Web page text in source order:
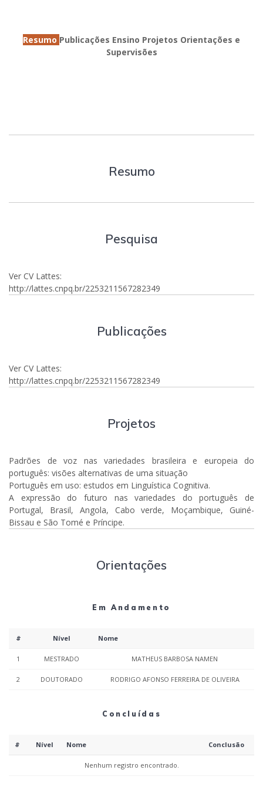
Resumo Publicações Ensino Projetos Orientações e
Supervisões
Resumo
Pesquisa
Ver CV Lattes:
http://lattes.cnpq.br/2253211567282349
Publicações
Ver CV Lattes:
http://lattes.cnpq.br/2253211567282349
Projetos
Padrões de voz nas variedades brasileira e europeia do
português: visões alternativas de uma situação
Português em uso: estudos em Linguística Cognitiva.
A expressão do futuro nas variedades do português de
Portugal, Brasil, Angola, Cabo verde, Moçambique, Guiné-
Bissau e São Tomé e Príncipe.
Orientações
Em Andamento
# Nível Nome
1 MESTRADO MATHEUS BARBOSA NAMEN
2 DOUTORADO RODRIGO AFONSO FERREIRA DE OLIVEIRA
Concluídas
# Nível Nome Conclusão
Nenhum registro encontrado.